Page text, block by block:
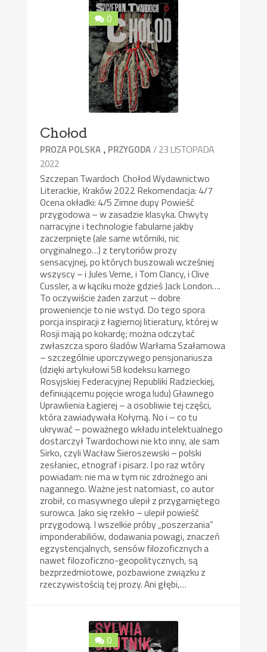
0
Chołod
PROZA POLSKA , PRZYGODA/ 23 LISTOPADA
2022
Szczepan Twardoch Chołod Wydawnictwo
Literackie, Kraków 2022 Rekomendacja: 4/7
Ocena okładki: 4/5 Zimne dupy Powieść
przygodowa – w zasadzie klasyka. Chwyty
narracyjne i technologie fabularne jakby
zaczerpnięte (ale same wtórniki, nic
oryginalnego…) z terytoriów prozy
sensacyjnej, po których buszowali wcześniej
wszyscy – i Jules Verne, i Tom Clancy, i Clive
Cussler, a w kąciku może gdzieś Jack London….
To oczywiście żaden zarzut – dobre
proweniencje to nie wstyd. Do tego spora
porcja inspiracji z łagiernoj litieratury, której w
Rosji mają po kokardę; można odczytać
zwłaszcza sporo śladów Warłama Szałamowa
– szczególnie uporczywego pensjonariusza
(dzięki artykułowi 58 kodeksu karnego
Rosyjskiej Federacyjnej Republiki Radzieckiej,
definiującemu pojęcie wroga ludu) Gławnego
Uprawlienia Łagierej – a osobliwie tej części,
która zawiadywała Kołymą. No i – co tu
ukrywać – poważnego wkładu intelektualnego
dostarczył Twardochowi nie kto inny, ale sam
Sirko, czyli Wacław Sieroszewski – polski
zesłaniec, etnograf i pisarz. I po raz wtóry
powiadam: nie ma w tym nic zdrożnego ani
nagannego. Ważne jest natomiast, co autor
zrobił, co masywnego ulepił z przygarniętego
surowca. Jako się rzekło – ulepił powieść
przygodową. I wszelkie próby „poszerzania”
imponderabiliów, dodawania powagi, znaczeń
egzystencjalnych, sensów filozoficznych a
nawet filozoficzno-geopolitycznych, są
bezprzedmiotowe, pozbawione związku z
rzeczywistością tej prozy. Ani głębi,…
0